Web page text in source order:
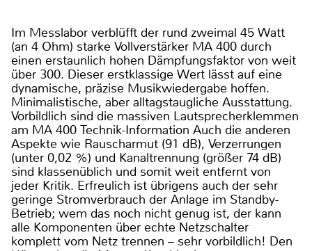
Im Messlabor verblüfft der rund zweimal 45 Watt
(an 4 Ohm) starke Vollverstärker MA 400 durch
einen erstaunlich hohen Dämpfungsfaktor von weit
über 300. Dieser erstklassige Wert lässt auf eine
dynamische, präzise Musikwiedergabe hoffen.
Minimalistische, aber alltagstaugliche Ausstattung.
Vorbildlich sind die massiven Lautsprecherklemmen
am MA 400 Technik-Information Auch die anderen
Aspekte wie Rauscharmut (91 dB), Verzerrungen
(unter 0,02 %) und Kanaltrennung (größer 74 dB)
sind klassenüblich und somit weit entfernt von
jeder Kritik. Erfreulich ist übrigens auch der sehr
geringe Stromverbrauch der Anlage im Standby-
Betrieb; wem das noch nicht genug ist, der kann
alle Komponenten über echte Netzschalter
komplett vom Netz trennen – sehr vorbildlich! Den